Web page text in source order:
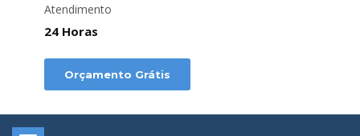
Atendimento
24 Horas
Orçamento Grátis